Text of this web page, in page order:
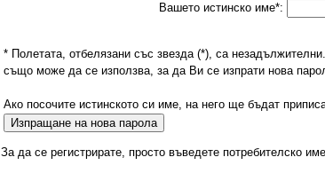
Вашето истинско име*:
* Полетата, отбелязани със звезда (*), са
също може да се използва, за да Ви се изпрати нова
Ако посочите истинското си име, на него ще бъдат
За да се регистрирате, просто въведете потребителско